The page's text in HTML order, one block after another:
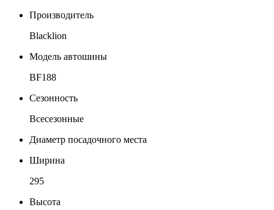
Производитель
Blacklion
Модель автошины
BF188
Сезонность
Всесезонные
Диаметр посадочного места
Ширина
295
Высота